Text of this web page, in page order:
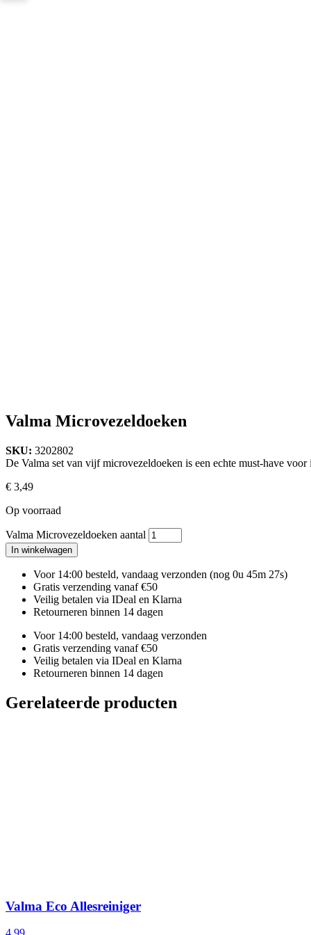
Valma Microvezeldoeken
SKU: 3202802
De Valma set van vijf microvezeldoeken is een echte must-have
€ 3,49
Op voorraad
Valma Microvezeldoeken aantal
In winkelwagen
Voor 14:00 besteld, vandaag verzonden (nog 0u 45m 26s)
Gratis verzending vanaf €50
Veilig betalen via IDeal en Klarna
Retourneren binnen 14 dagen
Voor 14:00 besteld, vandaag verzonden
Gratis verzending vanaf €50
Veilig betalen via IDeal en Klarna
Retourneren binnen 14 dagen
Gerelateerde producten
Valma Eco Allesreiniger